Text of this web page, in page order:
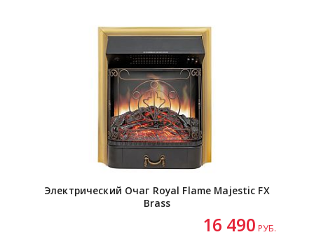
Электрический Очаг Royal Flame Majestic FX
Brass
16 490 РУБ.